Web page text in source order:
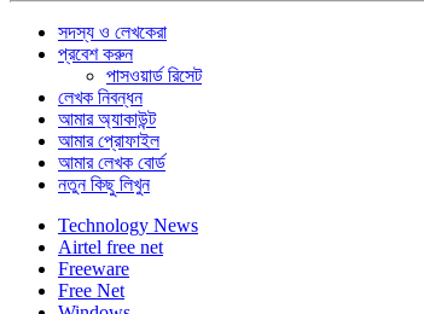
সদস্য ও লেখকেরা
প্রবেশ করুন
পাসওয়ার্ড রিসেট
লেখক নিবন্ধন
আমার অ্যাকাউন্ট
আমার প্রোফাইল
আমার লেখক বোর্ড
নতুন কিছু লিখুন
Technology News
Airtel free net
Freeware
Free Net